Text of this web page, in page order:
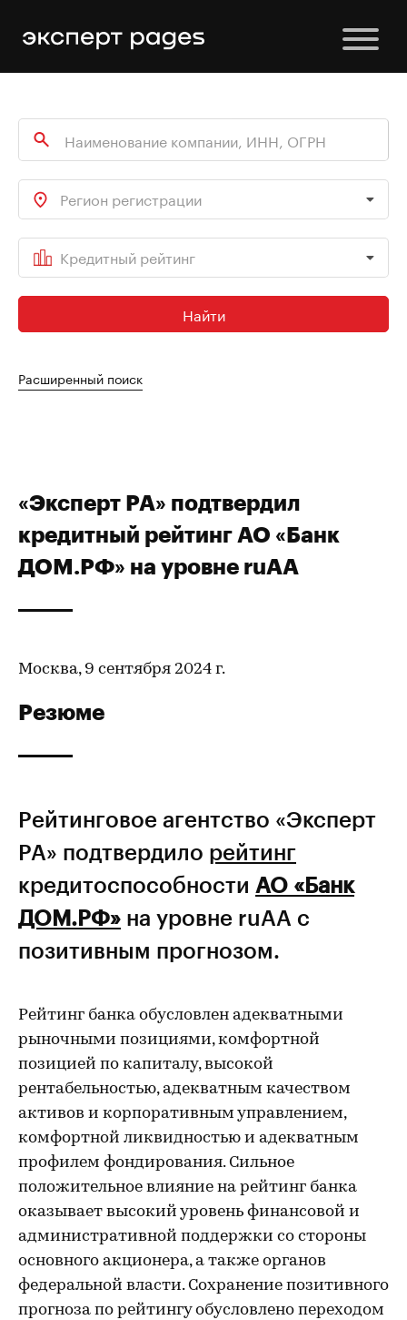
Регион регистрации
Кредитный рейтинг
Найти
Расширенный поиск
«Эксперт РА» подтвердил
кредитный рейтинг АО «Банк
ДОМ.РФ» на уровне ruAA
Москва, 9 сентября 2024 г.
Резюме
Рейтинговое агентство «Эксперт
РА» подтвердило рейтинг
кредитоспособности АО «Банк
ДОМ.РФ» на уровне ruAА с
позитивным прогнозом.
Рейтинг банка обусловлен адекватными
рыночными позициями, комфортной
позицией по капиталу, высокой
рентабельностью, адекватным качеством
активов и корпоративным управлением,
комфортной ликвидностью и адекватным
профилем фондирования. Сильное
положительное влияние на рейтинг банка
оказывает высокий уровень финансовой и
административной поддержки со стороны
основного акционера, а также органов
федеральной власти. Сохранение позитивного
прогноза по рейтингу обусловлено переходом